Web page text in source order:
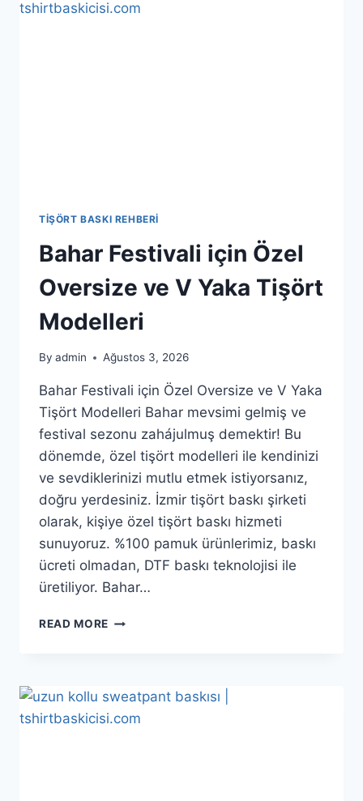
TIŞÖRT BASKI REHBERI
Bahar Festivali için Özel
Oversize ve V Yaka Tişört
Modelleri
By admin Ağustos 3, 2026
Bahar Festivali için Özel Oversize ve V Yaka
Tişört Modelleri Bahar mevsimi gelmiş ve
festival sezonu zahájulmuş demektir! Bu
dönemde, özel tişört modelleri ile kendinizi
ve sevdiklerinizi mutlu etmek istiyorsanız,
doğru yerdesiniz. İzmir tişört baskı şirketi
olarak, kişiye özel tişört baskı hizmeti
sunuyoruz. %100 pamuk ürünlerimiz, baskı
ücreti olmadan, DTF baskı teknolojisi ile
üretiliyor. Bahar…
READ MORE